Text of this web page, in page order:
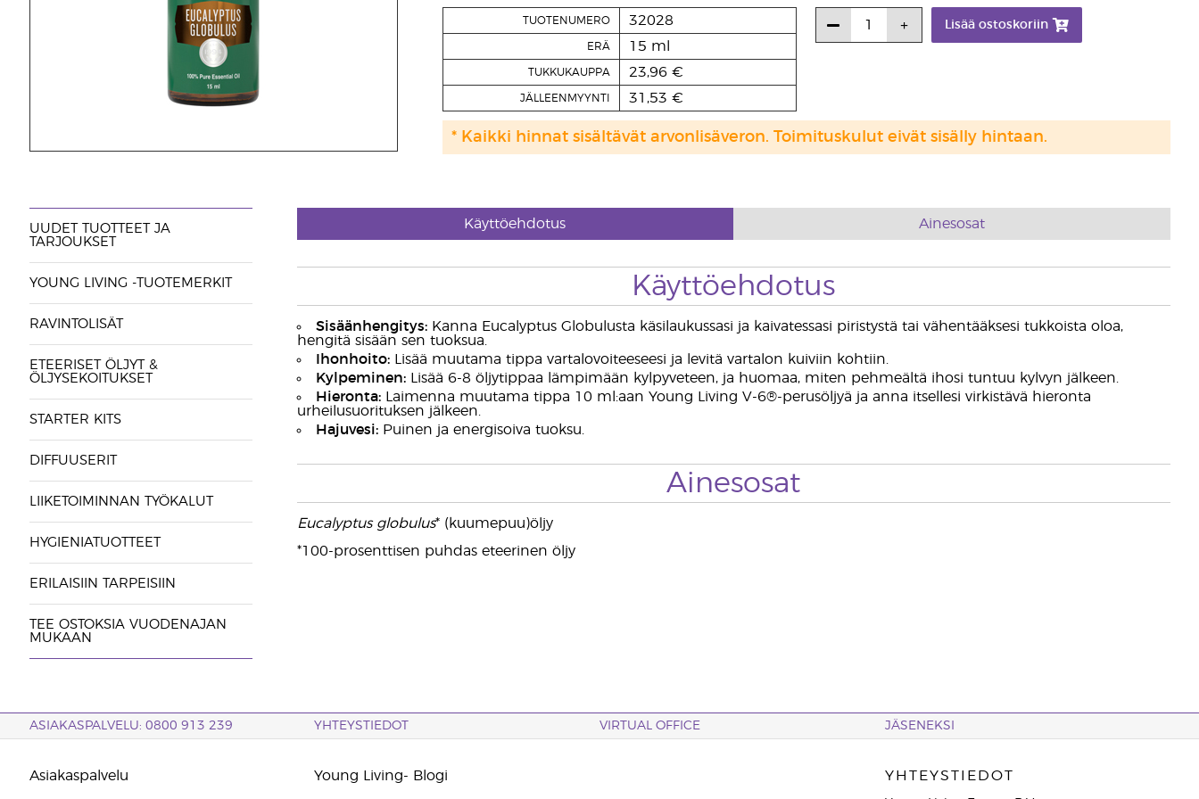
TUOTENUMERO 32028
ERÄ 15 ml
TUKKUKAUPPA 23,96 €
JÄLLEENMYYNTI 31,53 €
Lisää ostoskoriin
* Kaikki hinnat sisältävät arvonlisäveron. Toimituskulut eivät sisälly hintaan.
UUDET TUOTTEET JA
TARJOUKSET
YOUNG LIVING -TUOTEMERKIT
RAVINTOLISÄT
ETEERISET ÖLJYT &
ÖLJYSEKOITUKSET
STARTER KITS
DIFFUUSERIT
LIIKETOIMINNAN TYÖKALUT
HYGIENIATUOTTEET
ERILAISIIN TARPEISIIN
TEE OSTOKSIA VUODENAJAN
MUKAAN
Käyttöehdotus Ainesosat
Käyttöehdotus
Sisäänhengitys:Kanna Eucalyptus Globulusta käsilaukussasi ja kaivatessasi piristystä tai vähentääksesi tukkoista oloa,
hengitä sisään sen tuoksua.
Ihonhoito:Lisää muutama tippa vartalovoiteeseesi ja levitä vartalon kuiviin kohtiin.
Kylpeminen:Lisää 6-8 öljytippaa lämpimään kylpyveteen, ja huomaa, miten pehmeältä ihosi tuntuu kylvyn jälkeen.
Hieronta:Laimenna muutama tippa 10 ml:aan Young Living V-6®-perusöljyä ja anna itsellesi virkistävä hieronta
urheilusuorituksen jälkeen.
Hajuvesi:Puinen ja energisoiva tuoksu.
Ainesosat
Eucalyptus globulus* (kuumepuu)öljy
*100-prosenttisen puhdas eteerinen öljy
ASIAKASPALVELU: 0800 913 239 YHTEYSTIEDOT VIRTUAL OFFICE JÄSENEKSI
Asiakaspalvelu Young Living- Blogi YHTEYSTIEDOT